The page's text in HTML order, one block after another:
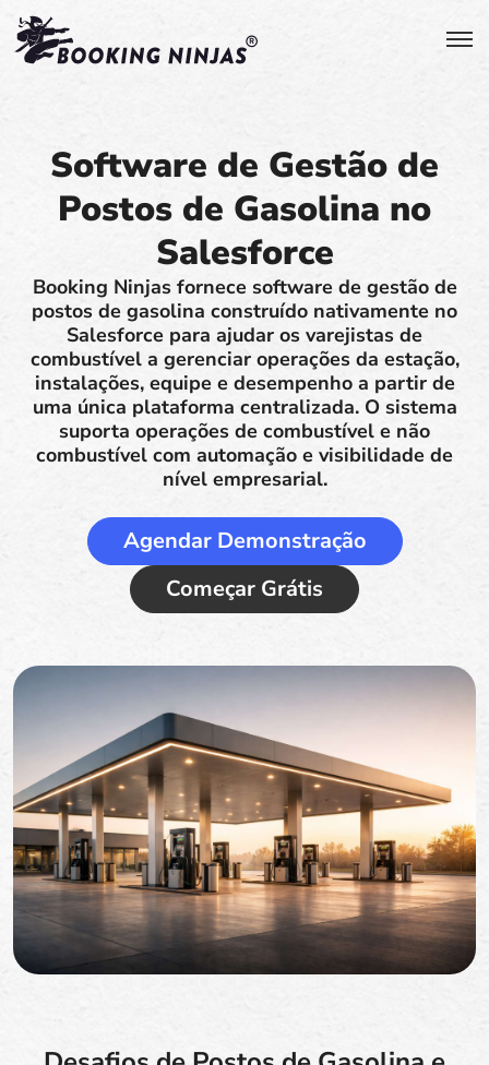
Software de Gestão de
Postos de Gasolina no
Salesforce
Booking Ninjas fornece software de gestão de
postos de gasolina construído nativamente no
Salesforce para ajudar os varejistas de
combustível a gerenciar operações da estação,
instalações, equipe e desempenho a partir de
uma única plataforma centralizada. O sistema
suporta operações de combustível e não
combustível com automação e visibilidade de
nível empresarial.
Agendar Demonstração
Começar Grátis